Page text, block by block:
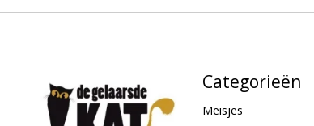
Categorieën
Meisjes